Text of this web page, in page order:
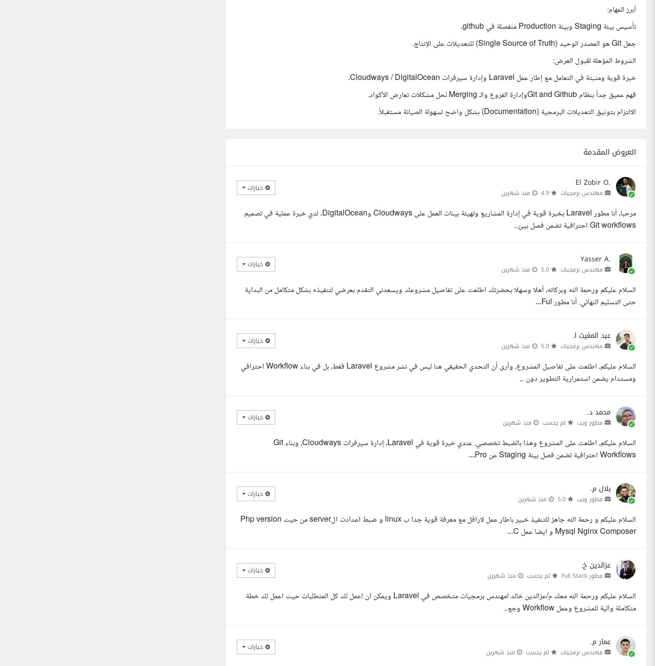
أبرز المهام:
تأسيس بيئة Staging وبيئة Production منفصلة في github.
جعل Git هو المصدر الوحيد (Single Source of Truth) للتعديلات على الإنتاج.
الشروط المؤهلة لقَبول العرض:
خبرة قوية ومثبتة في التعامل مع إطار عمل Laravel وإدارة سيرفرات Cloudways / DigitalOcean.
فهم عميق جداً بنظام Git and Githubوإدارة الفروع والـ Merging لحل مشكلات تعارض الأكواد.
الالتزام بتوثيق التعديلات البرمجية (Documentation) بشكل واضح لسهولة الصيانة مستقبلاً.
العروض المقدمة
El Zobir O.
مهندس برمجيات منذ شهرين خيارات
مرحبا، أنا مطور Laravel بخبرة قوية في إدارة المشاريع وتهيئة بيئات العمل على Cloudways وDigitalOcean. لدي خبرة عملية في تصميم
Git workflows احترافية تضمن فصل بيئ...
Yasser A.
مهندس برمجيات منذ شهرين خيارات
السلام عليكم ورحمة الله وبركاته، أهلا وسهلا بحضرتك اطلعت على تفاصيل مشروعك ويسعدني التقدم بعرضي لتنفيذه بشكل متكامل من البداية
حتى التسليم النهائي. أنا مطور Ful...
عبد المغيث ا.
مهندس برمجيات منذ شهرين خيارات
السلام عليكم، اطلعت على تفاصيل المشروع، وأرى أن التحدي الحقيقي هنا ليس في نشر مشروع Laravel فقط، بل في بناء Workflow احترافي
ومستدام يضمن استمرارية التطوير دون ...
محمد د.
مطور ويب لم يحسب منذ شهرين خيارات
السلام عليكم، اطلعت على المشروع وهذا بالضبط تخصصي. عندي خبرة قوية في Laravel، إدارة سيرفرات Cloudways، وبناء Git
Workflows احترافية تضمن فصل بيئة Staging عن Pro...
بلال م.
مطور ويب منذ شهرين خيارات
السلام عليكم و رحمة الله جاهز للتنفيذ خبير باطار عمل لارافل مع معرفة قوية جدا ب linux و ضبط اعدادت الserver من حيث Php version
Mysql Nginx Composer و ايضا عمل C...
عزالدين خ.
مطور Full Stack لم يحسب منذ شهرين خيارات
السلام عليكم ورحمة الله معك م/عزالدين خالد امهندس برمجيات متخصص في Laravel ويمكن ان اعمل لك كل المتطلبات حيث اعمل لك خطة
متكاملة والية للمشروع وعمل Workflow وجع...
عمار م.
مهندس برمجيات لم يحسب منذ شهرين خيارات